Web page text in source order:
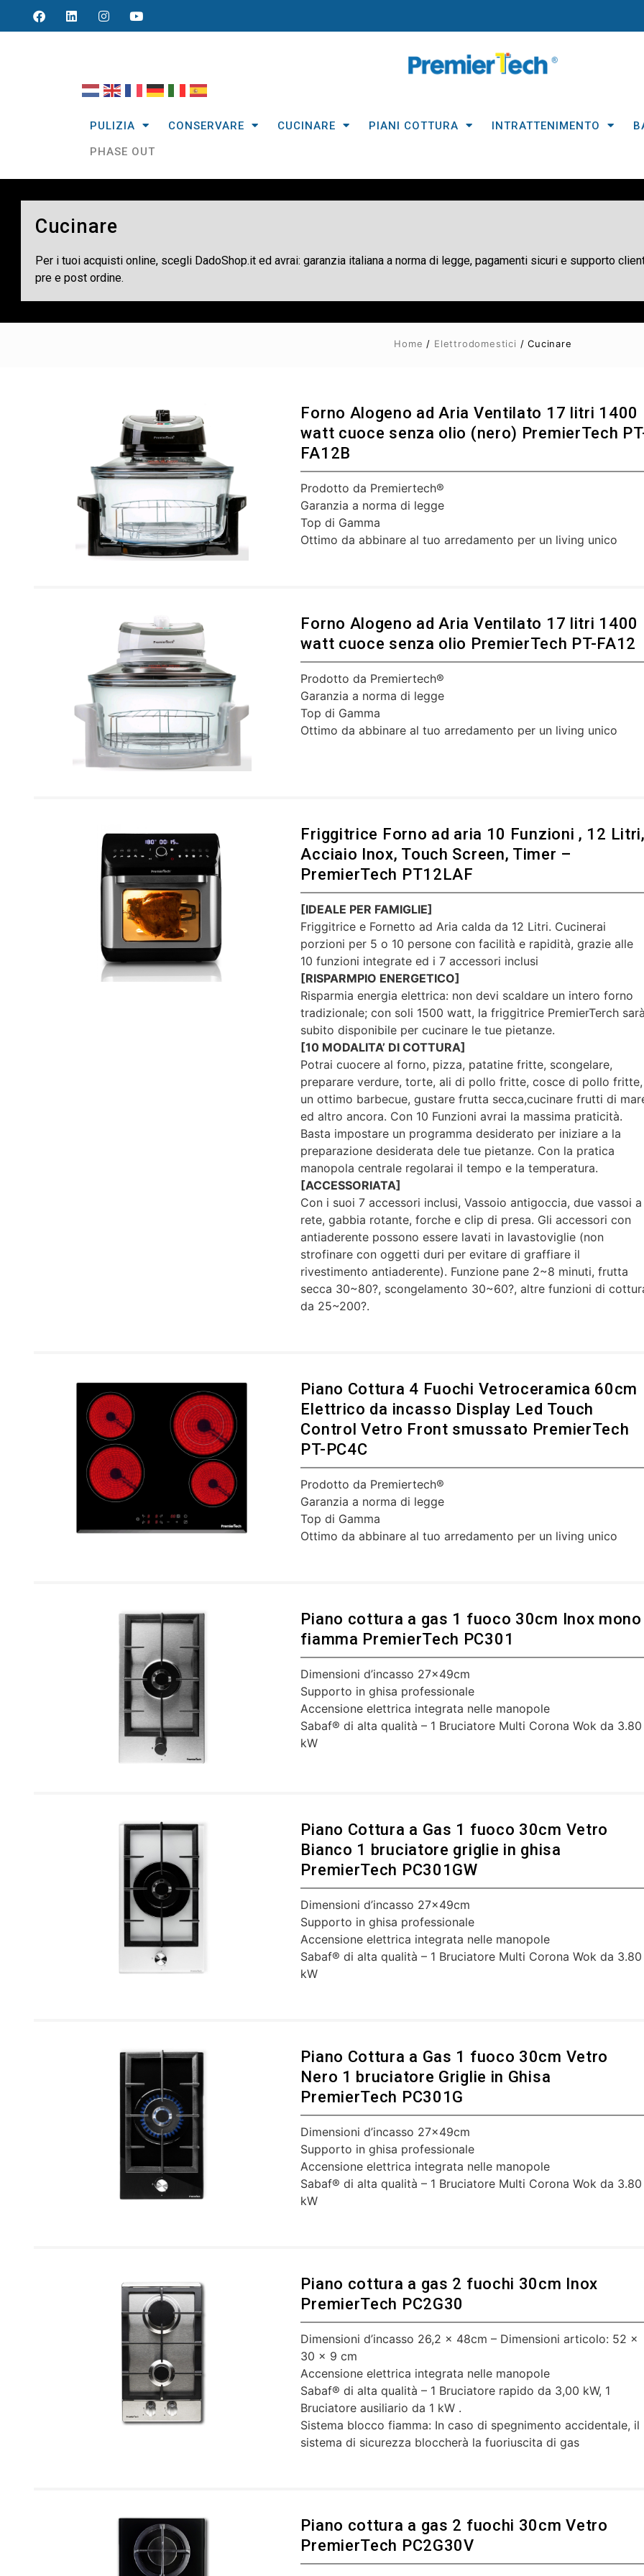
PULIZIA CONSERVARE CUCINARE PIANI COTTURA INTRATTENIMENTO
PHASE OUT
Cucinare
Per i tuoi acquisti online, scegli DadoShop.it ed avrai: garanzia italiana a norma di legge, pagamenti sicuri e supporto
pre e post ordine.
Home / Elettrodomestici / Cucinare
Forno Alogeno ad Aria Ventilato 17 litri 1400
watt cuoce senza olio (nero) PremierTech
FA12B
Prodotto da Premiertech®
Garanzia a norma di legge
Top di Gamma
Ottimo da abbinare al tuo arredamento per un living unico
Forno Alogeno ad Aria Ventilato 17 litri 1400
watt cuoce senza olio PremierTech PT-FA12
Prodotto da Premiertech®
Garanzia a norma di legge
Top di Gamma
Ottimo da abbinare al tuo arredamento per un living unico
Friggitrice Forno ad aria 10 Funzioni , 12
Acciaio Inox, Touch Screen, Timer –
PremierTech PT12LAF
[IDEALE PER FAMIGLIE]
Friggitrice e Fornetto ad Aria calda da 12 Litri. Cucinerai
porzioni per 5 o 10 persone con facilità e rapidità, grazie alle
10 funzioni integrate ed i 7 accessori inclusi
[RISPARMPIO ENERGETICO]
Risparmia energia elettrica: non devi scaldare un intero forno
tradizionale; con soli 1500 watt, la friggitrice PremierTerch
subito disponibile per cucinare le tue pietanze.
[10 MODALITA’ DI COTTURA]
Potrai cuocere al forno, pizza, patatine fritte, scongelare,
preparare verdure, torte, ali di pollo fritte, cosce di pollo fritte,
un ottimo barbecue, gustare frutta secca,cucinare frutti di
ed altro ancora. Con 10 Funzioni avrai la massima praticità.
Basta impostare un programma desiderato per iniziare a la
preparazione desiderata dele tue pietanze. Con la pratica
manopola centrale regolarai il tempo e la temperatura.
[ACCESSORIATA]
Con i suoi 7 accessori inclusi, Vassoio antigoccia, due vassoi a
rete, gabbia rotante, forche e clip di presa. Gli accessori con
antiaderente possono essere lavati in lavastoviglie (non
strofinare con oggetti duri per evitare di graffiare il
rivestimento antiaderente). Funzione pane 2~8 minuti, frutta
secca 30~80?, scongelamento 30~60?, altre funzioni di
da 25~200?.
Piano Cottura 4 Fuochi Vetroceramica 60cm
Elettrico da incasso Display Led Touch
Control Vetro Front smussato PremierTech
PT-PC4C
Prodotto da Premiertech®
Garanzia a norma di legge
Top di Gamma
Ottimo da abbinare al tuo arredamento per un living unico
Piano cottura a gas 1 fuoco 30cm Inox mono
fiamma PremierTech PC301
Dimensioni d’incasso 27x49cm
Supporto in ghisa professionale
Accensione elettrica integrata nelle manopole
Sabaf® di alta qualità – 1 Bruciatore Multi Corona Wok da 3.80
kW
Piano Cottura a Gas 1 fuoco 30cm Vetro
Bianco 1 bruciatore griglie in ghisa
PremierTech PC301GW
Dimensioni d’incasso 27x49cm
Supporto in ghisa professionale
Accensione elettrica integrata nelle manopole
Sabaf® di alta qualità – 1 Bruciatore Multi Corona Wok da 3.80
kW
Piano Cottura a Gas 1 fuoco 30cm Vetro
Nero 1 bruciatore Griglie in Ghisa
PremierTech PC301G
Dimensioni d’incasso 27x49cm
Supporto in ghisa professionale
Accensione elettrica integrata nelle manopole
Sabaf® di alta qualità – 1 Bruciatore Multi Corona Wok da 3.80
kW
Piano cottura a gas 2 fuochi 30cm Inox
PremierTech PC2G30
Dimensioni d’incasso 26,2 x 48cm – Dimensioni articolo: 52 x
30 x 9 cm
Accensione elettrica integrata nelle manopole
Sabaf® di alta qualità – 1 Bruciatore rapido da 3,00 kW, 1
Bruciatore ausiliario da 1 kW .
Sistema blocco fiamma: In caso di spegnimento accidentale, il
sistema di sicurezza bloccherà la fuoriuscita di gas
Piano cottura a gas 2 fuochi 30cm Vetro
PremierTech PC2G30V